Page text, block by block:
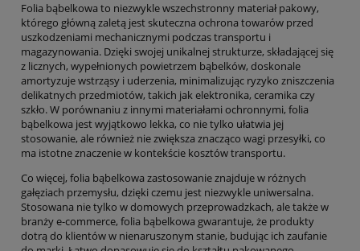
Folia bąbelkowa to niezwykle wszechstronny materiał pakowy,
którego główną zaletą jest skuteczna ochrona towarów przed
uszkodzeniami mechanicznymi podczas transportu i
magazynowania. Dzięki swojej unikalnej strukturze, składającej się
z licznych, wypełnionych powietrzem bąbelków, doskonale
amortyzuje wstrząsy i uderzenia, minimalizując ryzyko zniszczenia
delikatnych przedmiotów, takich jak elektronika, ceramika czy
szkło. W porównaniu z innymi materiałami ochronnymi, folia
bąbelkowa jest wyjątkowo lekka, co nie tylko ułatwia jej
stosowanie, ale również nie zwiększa znacząco wagi przesyłki, co
ma istotne znaczenie w kontekście kosztów transportu.
Co więcej, folia bąbelkowa zastosowanie znajduje w różnych
gałęziach przemysłu, dzięki czemu jest niezwykle uniwersalna.
Stosowana nie tylko w domowych przeprowadzkach, ale także w
branży e-commerce, folia bąbelkowa gwarantuje, że produkty
dotrą do klientów w nienaruszonym stanie, budując ich zaufanie